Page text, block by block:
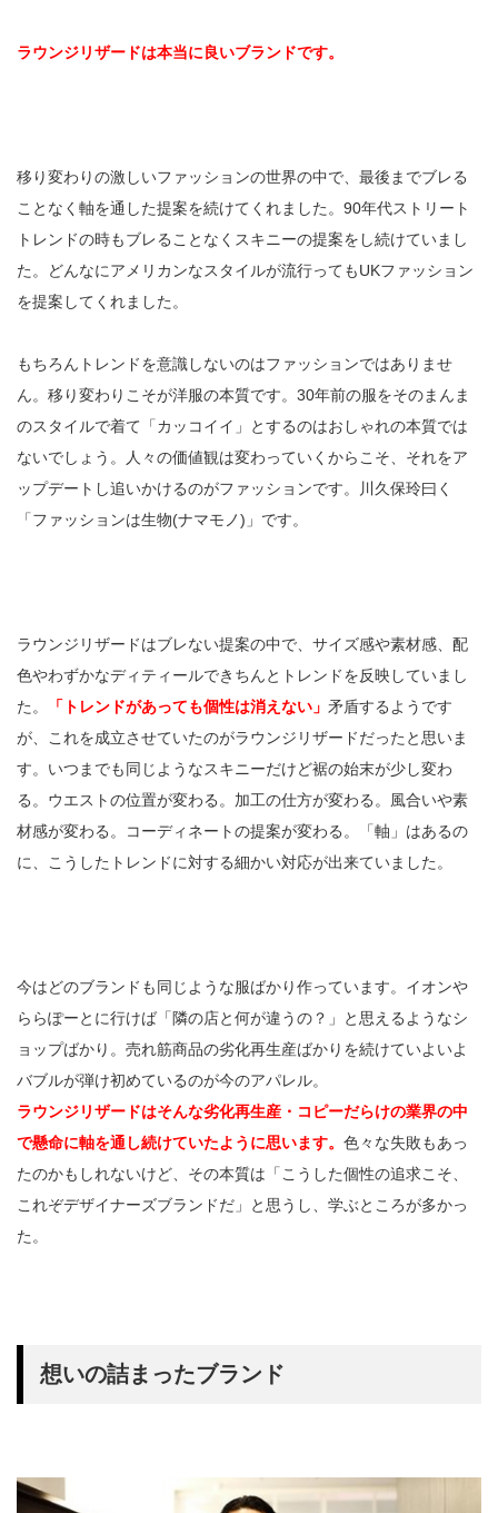
ラウンジリザードは本当に良いブランドです。
移り変わりの激しいファッションの世界の中で、最後までブレる
ことなく軸を通した提案を続けてくれました。90年代ストリート
トレンドの時もブレることなくスキニーの提案をし続けていまし
た。どんなにアメリカンなスタイルが流行ってもUKファッション
を提案してくれました。
もちろんトレンドを意識しないのはファッションではありませ
ん。移り変わりこそが洋服の本質です。30年前の服をそのまんま
のスタイルで着て「カッコイイ」とするのはおしゃれの本質では
ないでしょう。人々の価値観は変わっていくからこそ、それをア
ップデートし追いかけるのがファッションです。川久保玲曰く
「ファッションは生物(ナマモノ)」です。
ラウンジリザードはブレない提案の中で、サイズ感や素材感、配
色やわずかなディティールできちんとトレンドを反映していまし
た。
「トレンドがあっても個性は消えない」 矛盾するようです
が、これを成立させていたのがラウンジリザードだったと思いま
す。いつまでも同じようなスキニーだけど裾の始末が少し変わ
る。ウエストの位置が変わる。加工の仕方が変わる。風合いや素
材感が変わる。コーディネートの提案が変わる。「軸」はあるの
に、こうしたトレンドに対する細かい対応が出来ていました。
今はどのブランドも同じような服ばかり作っています。イオンや
ららぽーとに行けば「隣の店と何が違うの？」と思えるようなシ
ョップばかり。売れ筋商品の劣化再生産ばかりを続けていよいよ
バブルが弾け初めているのが今のアパレル。
ラウンジリザードはそんな劣化再生産・コピーだらけの業界の中
で懸命に軸を通し続けていたように思います。 色々な失敗もあっ
たのかもしれないけど、その本質は「こうした個性の追求こそ、
これぞデザイナーズブランドだ」と思うし、学ぶところが多かっ
た。
想いの詰まったブランド